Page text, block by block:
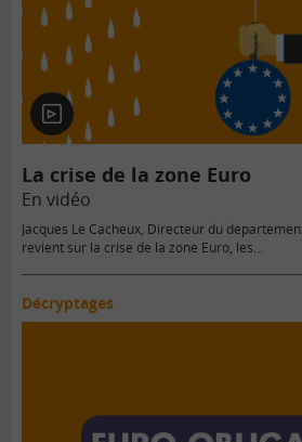
En
vidéo
La crise de la zone Euro
En vidéo
Jacques Le Cacheux, Directeur du
revient sur la crise de la zone Euro, les…
Décryptages